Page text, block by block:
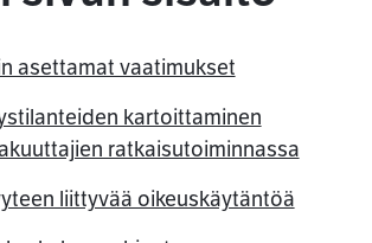
asettamat vaatimukset
kartoittaminen
ratkaisutoiminnassa
liittyvää oikeuskäytäntöä